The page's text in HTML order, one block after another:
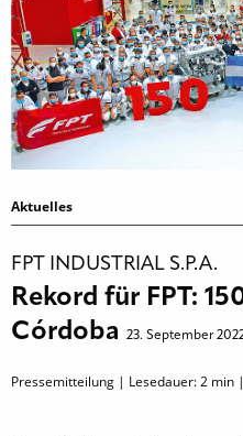
Aktuelles
FPT INDUSTRIAL S.P.A.
Rekord für FPT:
Córdoba
23. September
Pressemitteilung | Lesedauer:2 min